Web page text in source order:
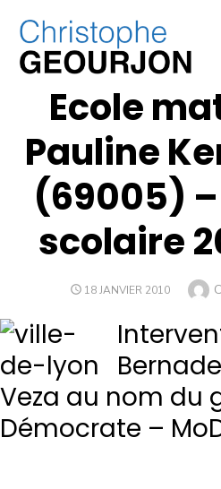
EDUCATION
Ecole
Pauline
(69005)
scolaire
18 JANVIER 2010
Veza au nom du
Démocrate –